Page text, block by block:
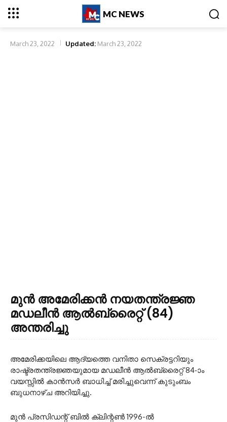
MC NEWS
March 23, 2022 Updated: March 23, 2022
മുൻ അമേരിക്കൻ നയതന്ത്രജ്ഞ
മഡലീൻ ആൽബ്രൈറ്റ് (84)
അന്തരിച്ചു
അമേരിക്കയിലെ ആദ്യത്തെ വനിതാ സെക്രട്ടറിയും
രാഷ്ട്രതന്ത്രജ്ഞയുമായ മഡലീൻ ആൽബ്രൈറ്റ് 84-ാം
വയസ്സിൽ കാൻസർ ബാധിച്ച് മരിച്ചുവെന്ന് കുടുംബം
ബുധനാഴ്ച അറിയിച്ചു.
മുൻ പ്രസിഡന്റ് ബിൽ ക്ലിന്റൺ 1996-ൽ